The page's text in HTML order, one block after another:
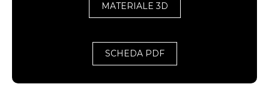
MATERIALE 3D
SCHEDA PDF